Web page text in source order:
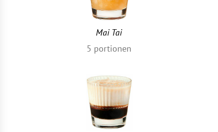
Mai Tai
5 portionen